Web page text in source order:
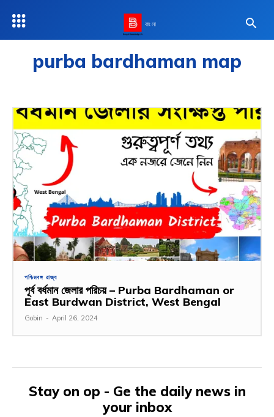
বাংলা
purba bardhaman map
পশ্চিমবঙ্গ রাজ্য
পূর্ব বর্ধমান জেলার পরিচয় – Purba Bardhaman or
East Burdwan District, West Bengal
Gobin - April 26, 2024
Stay on op - Ge the daily news in
your inbox